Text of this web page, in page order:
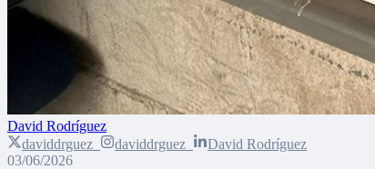
David Rodríguez
daviddrguez_
daviddrguez_
David Rodríguez
03/06/2026